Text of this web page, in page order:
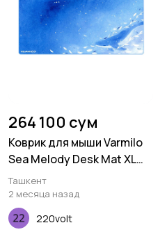
264 100 сум
Коврик для мыши Varmilo
Sea Melody Desk Mat XL
(900х400х3мм)
Ташкент
2 месяца назад
220volt